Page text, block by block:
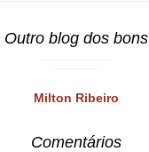
Outro blog dos bons
Milton Ribeiro
Comentários